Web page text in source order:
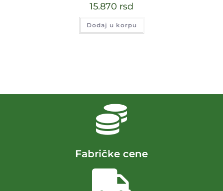
15.870 rsd
Dodaj u korpu
Fabričke cene